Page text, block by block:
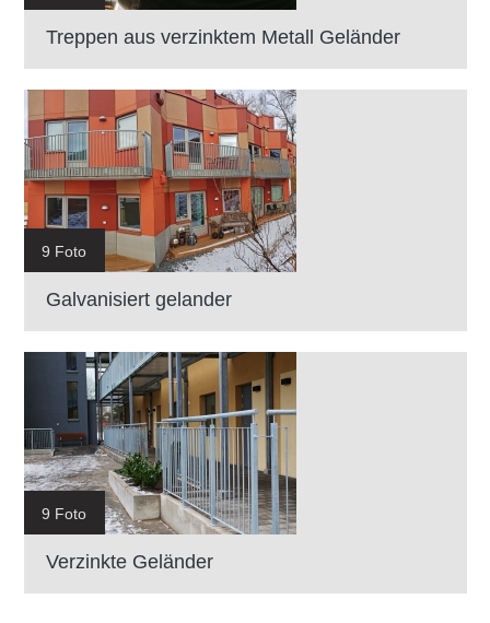
Treppen aus verzinktem Metall Geländer
9 Foto
Galvanisiert gelander
9 Foto
Verzinkte Geländer